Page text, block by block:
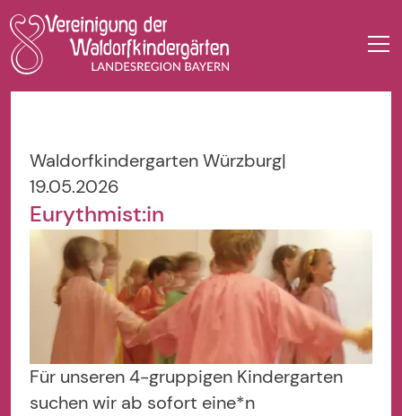
Waldorfkindergarten Würzburg|
19.05.2026
Eurythmist:in
Für unseren 4-gruppigen Kindergarten
suchen wir ab sofort eine*n